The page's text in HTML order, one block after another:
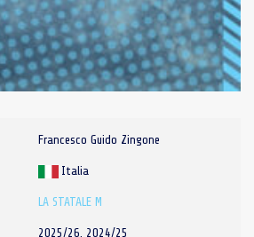
Francesco Guido Zingone
Italia
LA STATALE M
2025/26, 2024/25